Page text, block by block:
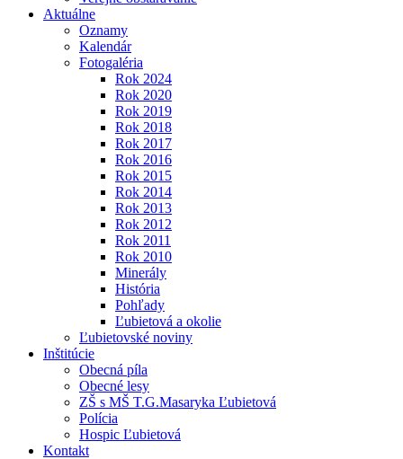
Aktuálne
Oznamy
Kalendár
Fotogaléria
Rok 2024
Rok 2020
Rok 2019
Rok 2018
Rok 2017
Rok 2016
Rok 2015
Rok 2014
Rok 2013
Rok 2012
Rok 2011
Rok 2010
Minerály
História
Pohľady
Ľubietová a okolie
Ľubietovské noviny
Inštitúcie
Obecná píla
Obecné lesy
ZŠ s MŠ T.G.Masaryka Ľubietová
Polícia
Hospic Ľubietová
Kontakt